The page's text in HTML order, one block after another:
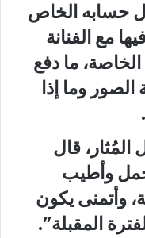
حسابه الخاص
مع الفنانة
ما دفع
وما إذا
قال
وأطيب
وأتمنى يكون
المقبلة”.